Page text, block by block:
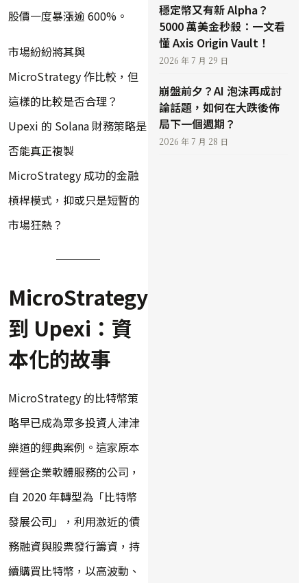
股價一度暴漲逾 600%。
市場紛紛將其與
MicroStrategy 作比較，但
這樣的比較是否合理？
Upexi 的 Solana 財務策略是
否能真正複製
MicroStrategy 成功的金融
槓桿模式，抑或只是短暫的
市場狂熱？
MicroStrategy
到 Upexi：資
本化的故事
MicroStrategy 的比特幣策
略早已成為眾多投資人津津
樂道的經典案例。這家原本
經營企業軟體服務的公司，
自 2020 年轉型為「比特幣
發展公司」，利用激近的債
務融資與股票發行籌資，持
續購買比特幣，以高波動、
穩定幣又有新 Alpha？
5000 萬美金秒殺：一文看
懂 Axis Origin Vault！
2026 年 7 月 29 日
崩盤前夕？AI 泡沫再成討
論話題，如何在大跌後佈
局下一個週期？
2026 年 7 月 28 日